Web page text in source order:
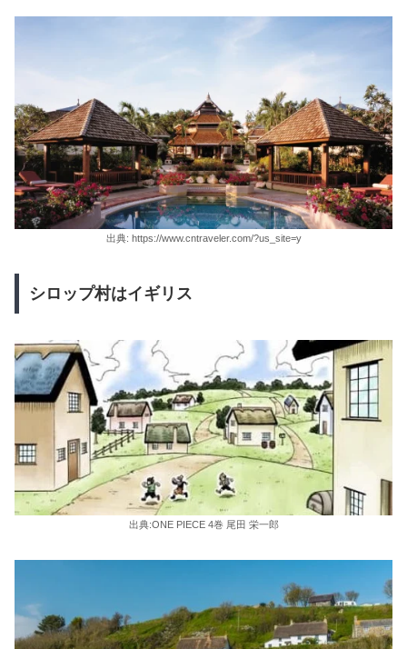
出典: https://www.cntraveler.com/?us_site=y
シロップ村はイギリス
出典:ONE PIECE 4巻 尾田 栄一郎